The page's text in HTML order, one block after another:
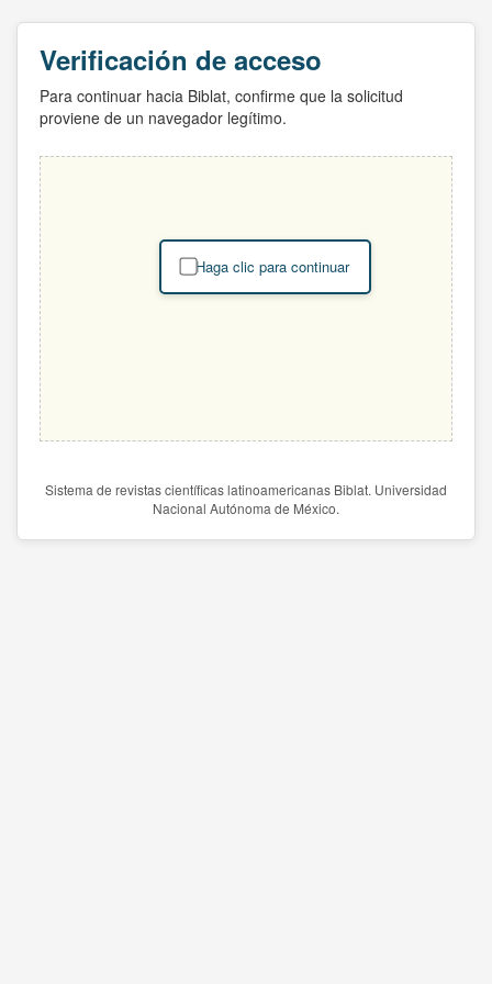
Verificación de acceso
Para continuar hacia Biblat, confirme que la solicitud
proviene de un navegador legítimo.
Haga clic para continuar
Sistema de revistas científicas latinoamericanas Biblat. Universidad
Nacional Autónoma de México.